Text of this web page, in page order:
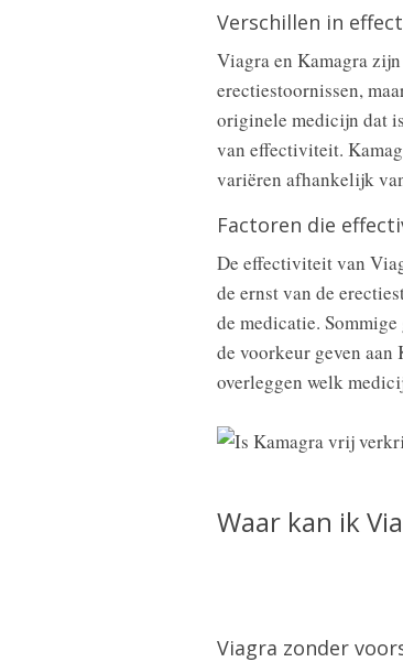
Verschillen in
Viagra en Kamagra
erectiestoornissen,
originele medicijn dat
van effectiviteit.
variëren afhankelijk
Factoren die
De effectiviteit van
de ernst van de
de medicatie.
de voorkeur geven aan
overleggen welk
Waar kan ik
Viagra zonder